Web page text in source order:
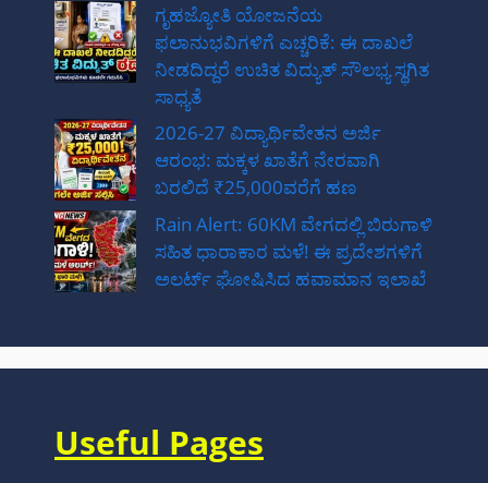
ಗೃಹಜ್ಯೋತಿ ಯೋಜನೆಯ
ಫಲಾನುಭವಿಗಳಿಗೆ ಎಚ್ಚರಿಕೆ: ಈ ದಾಖಲೆ
ನೀಡದಿದ್ದರೆ ಉಚಿತ ವಿದ್ಯುತ್ ಸೌಲಭ್ಯ ಸ್ಥಗಿತ
ಸಾಧ್ಯತೆ
2026-27 ವಿದ್ಯಾರ್ಥಿವೇತನ ಅರ್ಜಿ
ಆರಂಭ: ಮಕ್ಕಳ ಖಾತೆಗೆ ನೇರವಾಗಿ
ಬರಲಿದೆ ₹25,000ವರೆಗೆ ಹಣ
Rain Alert: 60KM ವೇಗದಲ್ಲಿ ಬಿರುಗಾಳಿ
ಸಹಿತ ಧಾರಾಕಾರ ಮಳೆ! ಈ ಪ್ರದೇಶಗಳಿಗೆ
ಅಲರ್ಟ್ ಘೋಷಿಸಿದ ಹವಾಮಾನ ಇಲಾಖೆ
Useful Pages